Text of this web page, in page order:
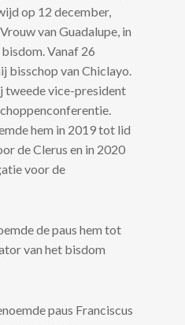
op 12 december,
van Guadalupe, in
Vanaf 26
bisschop van Chiclayo.
tweede vice-president
hem in 2019 tot lid
de Clerus en in 2020
voor de
de paus hem tot
van het bisdom
paus Franciscus